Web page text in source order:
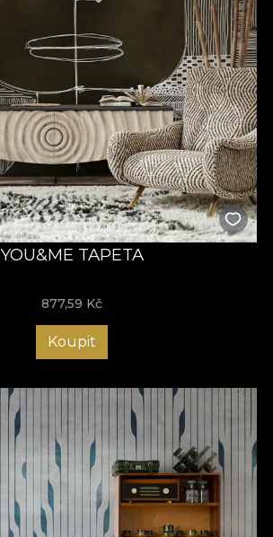
YOU&ME TAPETA
877,59 Kč
Koupit